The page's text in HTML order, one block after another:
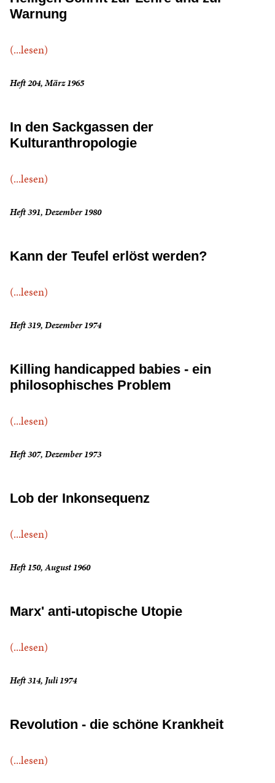
Warnung
(...lesen)
Heft 204, März 1965
In den Sackgassen der
Kulturanthropologie
(...lesen)
Heft 391, Dezember 1980
Kann der Teufel erlöst werden?
(...lesen)
Heft 319, Dezember 1974
Killing handicapped babies - ein
philosophisches Problem
(...lesen)
Heft 307, Dezember 1973
Lob der Inkonsequenz
(...lesen)
Heft 150, August 1960
Marx' anti-utopische Utopie
(...lesen)
Heft 314, Juli 1974
Revolution - die schöne Krankheit
(...lesen)